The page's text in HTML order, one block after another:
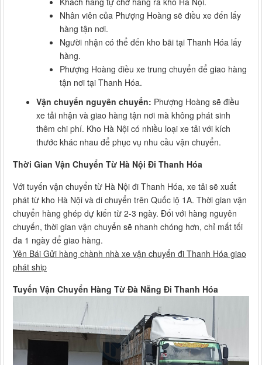
Nhân viên của Phượng Hoàng sẽ điều xe đến lấy
hàng tận nơi.
Người nhận có thể đến kho bãi tại Thanh Hóa lấy
hàng.
Phượng Hoàng điều xe trung chuyển để giao hàng
tận nơi tại Thanh Hóa.
Vận chuyển nguyên chuyến: Phượng Hoàng sẽ điều
xe tải nhận và giao hàng tận nơi mà không phát sinh
thêm chi phí. Kho Hà Nội có nhiều loại xe tải với kích
thước khác nhau để phục vụ nhu cầu vận chuyển.
Thời Gian Vận Chuyển Từ Hà Nội Đi Thanh Hóa
Với tuyến vận chuyển từ Hà Nội đi Thanh Hóa, xe tải sẽ xuất
phát từ kho Hà Nội và di chuyển trên Quốc lộ 1A. Thời gian vận
chuyển hàng ghép dự kiến từ 2-3 ngày. Đối với hàng nguyên
chuyến, thời gian vận chuyển sẽ nhanh chóng hơn, chỉ mất tối
đa 1 ngày để giao hàng.
Yên Bái Gửi hàng chành nhà xe vận chuyển đi Thanh Hóa giao
phát ship
Tuyến Vận Chuyển Hàng Từ Đà Nẵng Đi Thanh Hóa